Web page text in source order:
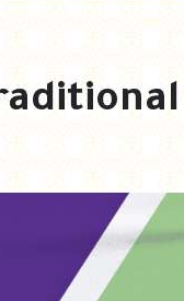
الكربوهيدرات
البروتين